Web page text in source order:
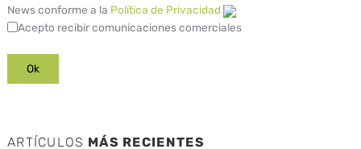
News conforme a la Política de Privacidad
Acepto recibir comunicaciones comerciales
ARTÍCULOS MÁS RECIENTES